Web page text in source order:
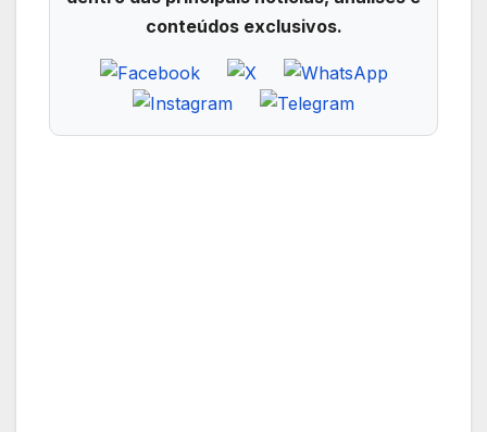
conteúdos exclusivos.